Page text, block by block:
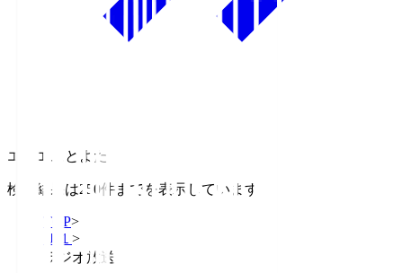
エフエムとよた
検索結果は250件までを表示しています
TOP>
Ｊ１ >
ラジオ放送